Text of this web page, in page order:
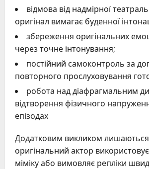
відмова від надмірної
оригінал вимагає буденної
збереження оригінальних
через точне інтонування;
постійний самоконтроль за
повторного прослуховування
робота над діафрагмальним
відтворення фізичного
епізодах
Додатковим викликом
оригінальний актор
міміку або вимовляє репліки